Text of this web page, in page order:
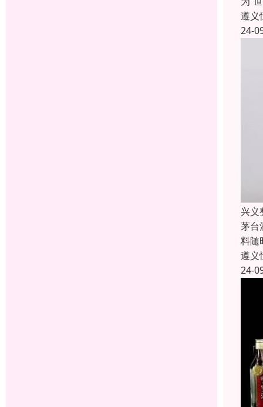
遵义
24-
兴义
茅台
料随
遵义
24-